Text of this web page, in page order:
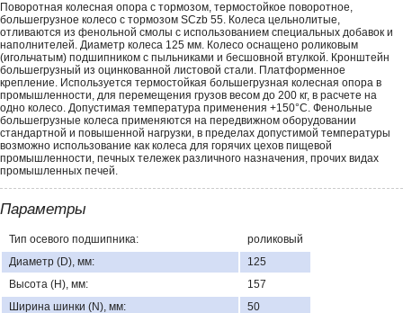
Поворотная колесная опора с тормозом, термостойкое поворотное,
большегрузное колесо с тормозом SCzb 55. Колеса цельнолитые,
отливаются из фенольной смолы с использованием специальных добавок и
наполнителей. Диаметр колеса 125 мм. Колесо оснащено роликовым
(игольчатым) подшипником с пыльниками и бесшовной втулкой. Кронштейн
большегрузный из оцинкованной листовой стали. Платформенное
крепление. Используется термостойкая большегрузная колесная опора в
промышленности, для перемещения грузов весом до 200 кг, в расчете на
одно колесо. Допустимая температура применения +150°С. Фенольные
большегрузные колеса применяются на передвижном оборудовании
стандартной и повышенной нагрузки, в пределах допустимой температуры
возможно использование как колеса для горячих цехов пищевой
промышленности, печных тележек различного назначения, прочих видах
промышленных печей.
Параметры
Тип осевого подшипника:
роликовый
Диаметр (D), мм:
125
Высота (H), мм:
157
Ширина шинки (N), мм:
50